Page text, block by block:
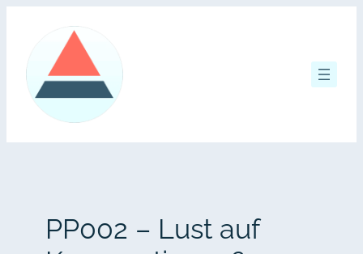
springen
PP002 – Lust auf